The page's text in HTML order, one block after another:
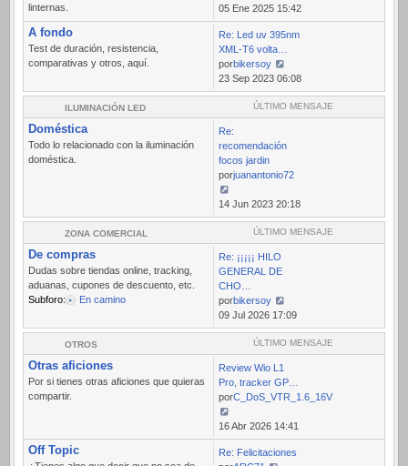
linternas.
Ver
último
mensaje
05 Ene 2025 15:42
A fondo
Test de duración, resistencia,
comparativas y otros, aquí.
Re: Led uv 395nm
XML-T6 volta…
porbikersoy
Ver
último
mensaje
23 Sep 2023 06:08
ILUMINACIÓN LED ÚLTIMO MENSAJE
Doméstica
Todo lo relacionado con la iluminación
doméstica.
Re:
recomendación
focos jardin
porjuanantonio72
Ver
último
mensaje
14 Jun 2023 20:18
ZONA COMERCIAL ÚLTIMO MENSAJE
De compras
Dudas sobre tiendas online, tracking,
aduanas, cupones de descuento, etc.
Subforo:
En camino
Re: ¡¡¡¡¡ HILO
GENERAL DE
CHO…
porbikersoy
Ver
último
mensaje
09 Jul 2026 17:09
OTROS ÚLTIMO MENSAJE
Otras aficiones
Por si tienes otras aficiones que quieras
compartir.
Review Wio L1
Pro, tracker GP…
porC_DoS_VTR_1.6_16V
Ver
último
mensaje
16 Abr 2026 14:41
Off Topic
Re: Felicitaciones